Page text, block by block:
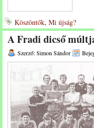
Köszöntők, Mi újság?
A Fradi dicső
Szerző: Simon Sándor